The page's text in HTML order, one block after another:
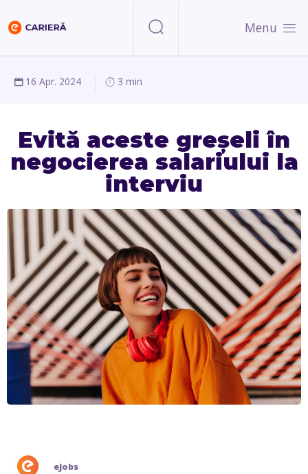
Menu
16 Apr. 2024 3 min
Evită aceste greșeli în
negocierea salariului la
interviu
eJobs